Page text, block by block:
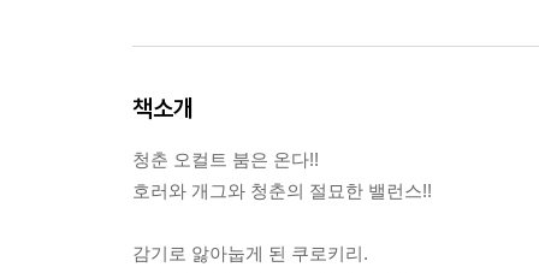
책소개
청춘 오컬트 붐은 온다!!
호러와 개그와 청춘의 절묘한 밸런스!!
감기로 앓아눕게 된 쿠로키리.